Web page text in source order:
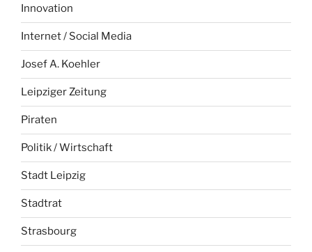
Innovation
Internet / Social Media
Josef A. Koehler
Leipziger Zeitung
Piraten
Politik / Wirtschaft
Stadt Leipzig
Stadtrat
Strasbourg